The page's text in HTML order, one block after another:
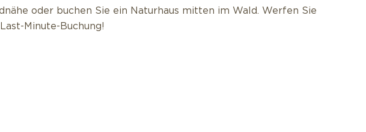
oder buchen Sie ein Naturhaus mitten im Wald. Werfen Sie
Minute-Buchung!